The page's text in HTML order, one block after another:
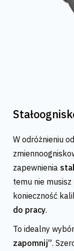
W odróżnieniu
zapewnienia
temu nie
konieczność
do pracy.
To idealny
zapomnij”.